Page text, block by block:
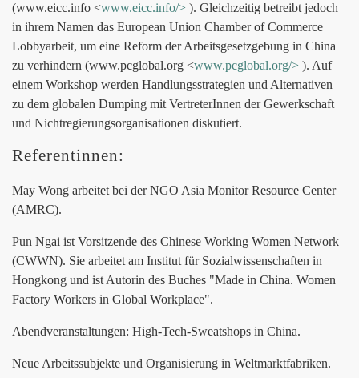
(www.eicc.info <www.eicc.info/> ). Gleichzeitig betreibt jedoch
in ihrem Namen das European Union Chamber of Commerce
Lobbyarbeit, um eine Reform der Arbeitsgesetzgebung in China
zu verhindern (www.pcglobal.org <www.pcglobal.org/> ). Auf
einem Workshop werden Handlungsstrategien und Alternativen
zu dem globalen Dumping mit VertreterInnen der Gewerkschaft
und Nichtregierungsorganisationen diskutiert.
Referentinnen:
May Wong arbeitet bei der NGO Asia Monitor Resource Center
(AMRC).
Pun Ngai ist Vorsitzende des Chinese Working Women Network
(CWWN). Sie arbeitet am Institut für Sozialwissenschaften in
Hongkong und ist Autorin des Buches "Made in China. Women
Factory Workers in Global Workplace".
Abendveranstaltungen: High-Tech-Sweatshops in China.
Neue Arbeitssubjekte und Organisierung in Weltmarktfabriken.